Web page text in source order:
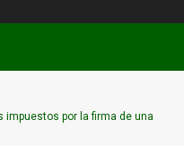
impuestos por la firma de una